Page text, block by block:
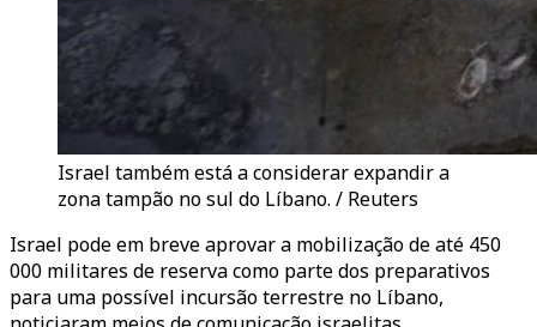
Israel também está a considerar expandir a
zona tampão no sul do Líbano. / Reuters
Israel pode em breve aprovar a mobilização de até 450
000 militares de reserva como parte dos preparativos
para uma possível incursão terrestre no Líbano,